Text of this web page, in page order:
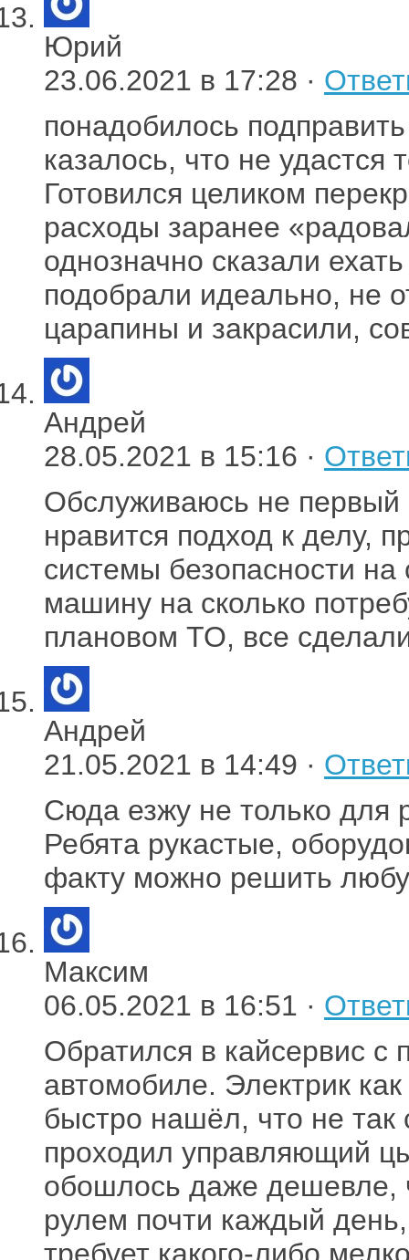
Юрий
23.06.2021 в 17:28 ·
понадобилось
казалось, что не удастся
Готовился целиком
расходы заранее
однозначно сказали
подобрали идеально, не
царапины и закрасили,
Андрей
28.05.2021 в 15:16 ·
Обслуживаюсь не
нравится подход к делу,
системы безопасности
машину на сколько
плановом ТО, все
Андрей
21.05.2021 в 14:49 ·
Сюда езжу не только для
Ребята рукастые,
факту можно решить
Максим
06.05.2021 в 16:51 ·
Обратился в кайсервис с
автомобиле. Электрик
быстро нашёл, что не так
проходил управляющий
обошлось даже дешевле,
рулем почти каждый
требует какого-либо